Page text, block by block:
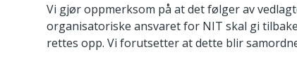
Vi gjør oppmerksom på at det følger av
organisatoriske ansvaret for NIT skal gi
rettes opp. Vi forutsetter at dette blir